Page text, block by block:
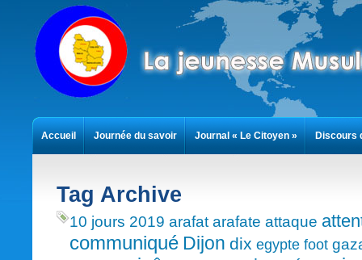
Tag Archive
10 jours 2019 arafat arafate attaque
communiqué Dijon dix egypte foot
Accueil Journée du savoir Journal « Le Citoyen » Discours